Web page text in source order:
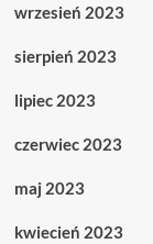
wrzesień 2023
sierpień 2023
lipiec 2023
czerwiec 2023
maj 2023
kwiecień 2023